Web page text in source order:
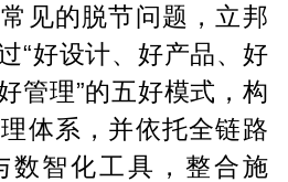
见的脱节问题，立邦
“好设计、好产品、好
管理”的五好模式，构
体系，并依托全链路
数智化工具，整合施